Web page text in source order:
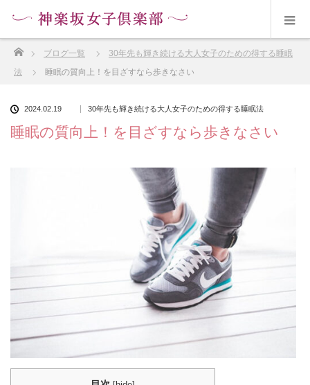
ブログ一覧
30年先も輝き続ける大人女子のための得する睡眠
法
睡眠の質向上！を目ざすなら歩きなさい
2024.02.19 30年先も輝き続ける大人女子のための得する睡眠法
睡眠の質向上！を目ざすなら歩きなさい